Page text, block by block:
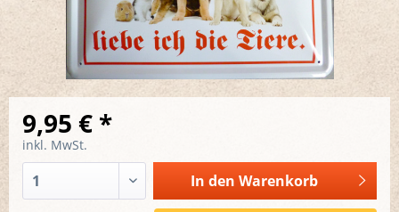
9,95 € *
inkl. MwSt.
In den Warenkorb